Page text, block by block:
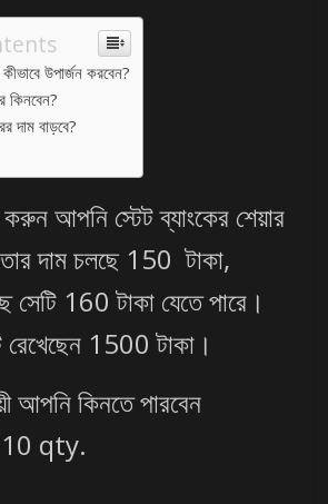
উপার্জন করবেন?
কিনবেন?
দাম বাড়বে?
আপনি স্টেট ব্যাংকের শেয়ার
দাম চলছে 150 টাকা,
সেটি 160 টাকা যেতে পারে।
রেখেছেন 1500 টাকা।
আপনি কিনতে পারবেন
qty.